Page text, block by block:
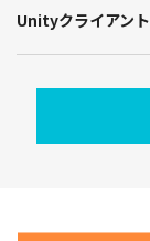
Unityクライアン